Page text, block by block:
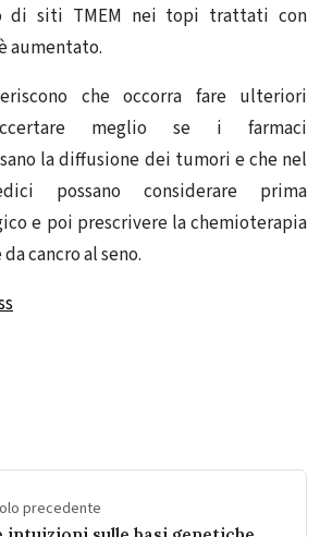
di siti TMEM nei topi trattati con
aumentato.
che occorra fare ulteriori
meglio se i farmaci
la diffusione dei tumori e che nel
possano considerare prima
e poi prescrivere la chemioterapia
cancro al seno.
precedente